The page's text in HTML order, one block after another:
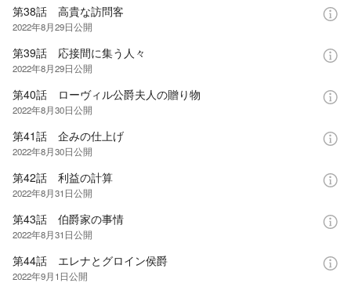
第38話 高貴な訪問客
2022年8月29日公開
第39話 応接間に集う人々
2022年8月29日公開
第40話 ローヴィル公爵夫人の贈り物
2022年8月30日公開
第41話 企みの仕上げ
2022年8月30日公開
第42話 利益の計算
2022年8月31日公開
第43話 伯爵家の事情
2022年8月31日公開
第44話 エレナとグロイン侯爵
2022年9月1日公開